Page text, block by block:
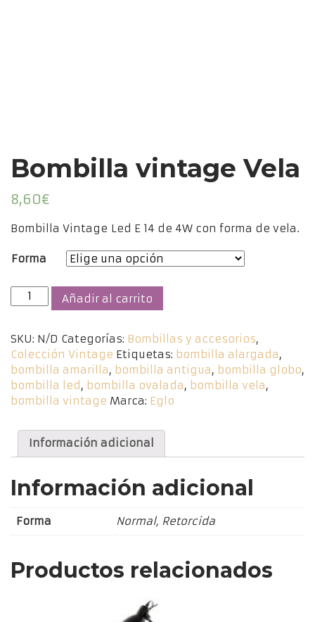
Bombilla vintage Vela
8,60€
Bombilla Vintage Led E 14 de 4W con forma de vela.
Forma
Bombilla
vintage
cantidad
Añadir al carrito
SKU: N/D Categorías: Bombillas y accesorios,
Colección Vintage Etiquetas: bombilla alargada,
bombilla amarilla, bombilla antigua, bombilla globo,
bombilla led, bombilla ovalada, bombilla vela,
bombilla vintage Marca: Eglo
Información adicional
Información adicional
Forma Normal, Retorcida
Productos relacionados